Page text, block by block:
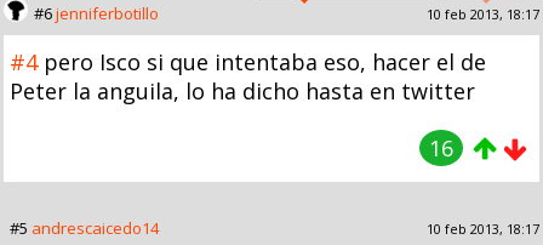
#6jenniferbotillo 10 feb 2013, 18:17
#4 pero Isco si que intentaba eso, hacer el de
Peter la anguila, lo ha dicho hasta en twitter
16
#5 andrescaicedo14 10 feb 2013, 18:17